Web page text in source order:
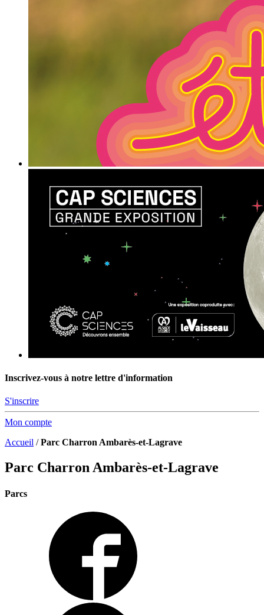
Inscrivez-vous à notre lettre d'information
S'inscrire
Mon compte
Accueil /Parc Charron Ambarès-et-Lagrave
Parc Charron Ambarès-et-Lagrave
Parcs